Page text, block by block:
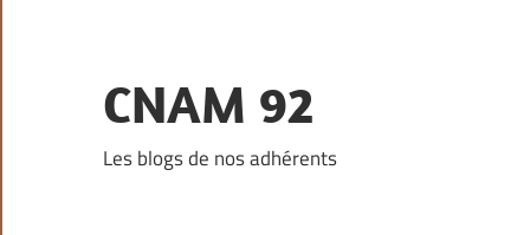
content
CNAM 92
Les blogs de nos adhérents